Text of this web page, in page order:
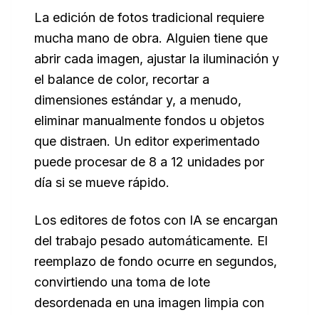
La edición de fotos tradicional requiere
mucha mano de obra. Alguien tiene que
abrir cada imagen, ajustar la iluminación y
el balance de color, recortar a
dimensiones estándar y, a menudo,
eliminar manualmente fondos u objetos
que distraen. Un editor experimentado
puede procesar de 8 a 12 unidades por
día si se mueve rápido.
Los editores de fotos con IA se encargan
del trabajo pesado automáticamente. El
reemplazo de fondo ocurre en segundos,
convirtiendo una toma de lote
desordenada en una imagen limpia con